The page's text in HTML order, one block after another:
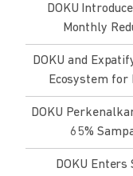
DOKU
Monthly
DOKU and
Ecosystem for
DOKU
65%
DOKU